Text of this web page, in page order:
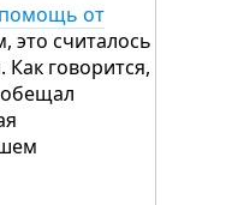
помощь от
это считалось
говорится,